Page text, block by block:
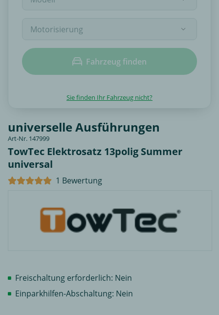
Fahrzeug finden
Sie finden Ihr Fahrzeug nicht?
universelle Ausführungen
Art-Nr. 147999
TowTec Elektrosatz 13polig Summer
universal
1 Bewertung
Freischaltung erforderlich: Nein
Einparkhilfen-Abschaltung: Nein